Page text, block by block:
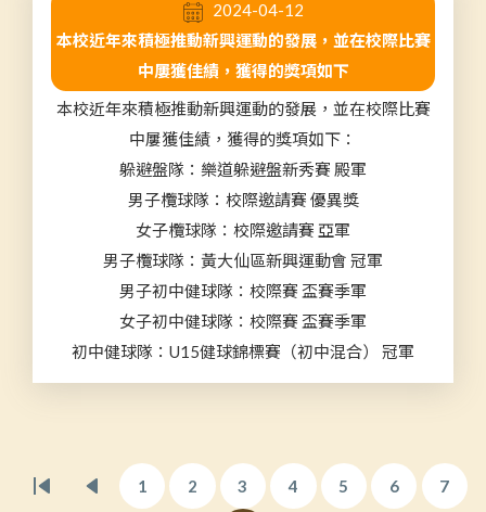
2024-04-12
本校近年來積極推動新興運動的發展，並在校際比賽
中屢獲佳績，獲得的獎項如下
本校近年來積極推動新興運動的發展，並在校際比賽
中屢獲佳績，獲得的獎項如下：
躲避盤隊：樂道躲避盤新秀賽 殿軍
男子欖球隊：校際邀請賽 優異獎
女子欖球隊：校際邀請賽 亞軍
男子欖球隊：黃大仙區新興運動會 冠軍
男子初中健球隊：校際賽 盃賽季軍
女子初中健球隊：校際賽 盃賽季軍
初中健球隊：U15健球錦標賽（初中混合） 冠軍
Pagination
PreviousPage
1
Page
2
Page
3
Page
4
Page
5
Page
6
Page
7